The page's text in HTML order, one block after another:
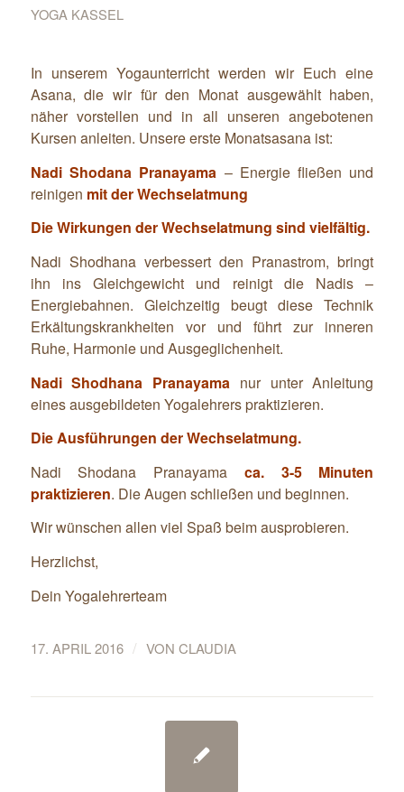
YOGA KASSEL
In unserem Yogaunterricht werden wir Euch eine
Asana, die wir für den Monat ausgewählt haben,
näher vorstellen und in all unseren angebotenen
Kursen anleiten. Unsere erste Monatsasana ist:
Nadi Shodana Pranayama – Energie fließen und
reinigen mit der Wechselatmung
Die Wirkungen der Wechselatmung sind vielfältig.
Nadi Shodhana verbessert den Pranastrom, bringt
ihn ins Gleichgewicht und reinigt die Nadis –
Energiebahnen. Gleichzeitig beugt diese Technik
Erkältungskrankheiten vor und führt zur inneren
Ruhe, Harmonie und Ausgeglichenheit.
Nadi Shodhana Pranayama nur unter Anleitung
eines ausgebildeten Yogalehrers praktizieren.
Die Ausführungen der Wechselatmung.
Nadi Shodana Pranayama ca. 3-5 Minuten
praktizieren. Die Augen schließen und beginnen.
Wir wünschen allen viel Spaß beim ausprobieren.
Herzlichst,
Dein Yogalehrerteam
17. APRIL 2016 / VON CLAUDIA